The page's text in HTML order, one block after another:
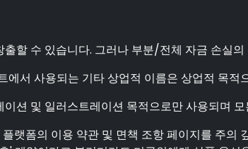
할 수 있습니다. 그러나 부분/전체 자금 손실
에서 사용되는 기타 상업적 이름은 상업적 목
션 및 일러스트레이션 목적으로만 사용되며
랫폼의 이용 약관 및 면책 조항 페이지를 주